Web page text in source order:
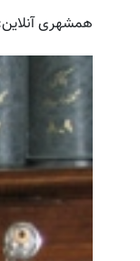
همشهری آنلاین: محمود شاهرخی
۵۵٪ سود تتری در
(فرصت محدود